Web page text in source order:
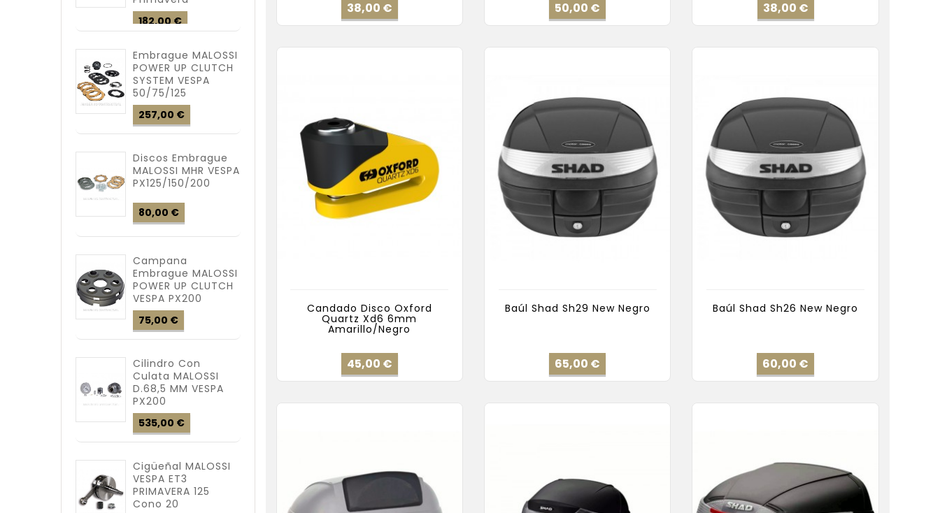
182,00 €
Embrague MALOSSI
POWER UP CLUTCH
SYSTEM VESPA
50/75/125
257,00 €
Discos Embrague
MALOSSI MHR VESPA
PX125/150/200
80,00 €
Campana
Embrague MALOSSI
POWER UP CLUTCH
VESPA PX200
75,00 €
Cilindro Con
Culata MALOSSI
D.68,5 MM VESPA
PX200
535,00 €
Cigüeñal MALOSSI
VESPA ET3
PRIMAVERA 125
Cono 20
38,00 € 50,00 € 38,00 €
Candado Disco Oxford
Quartz Xd6 6mm
Amarillo/Negro
45,00 €
Baúl Shad Sh29 New Negro
65,00 €
Baúl Shad Sh26 New Negro
60,00 €